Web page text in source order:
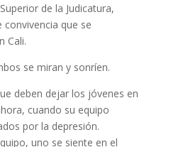
de la Judicatura,
convivencia que se
Cali.
se miran y sonríen.
deben dejar los jóvenes en
cuando su equipo
por la depresión.
uno se siente en el